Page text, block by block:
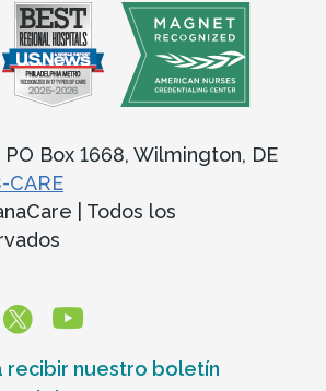
Box 1668, Wilmington, DE
CARE
| Todos los
recibir nuestro boletín